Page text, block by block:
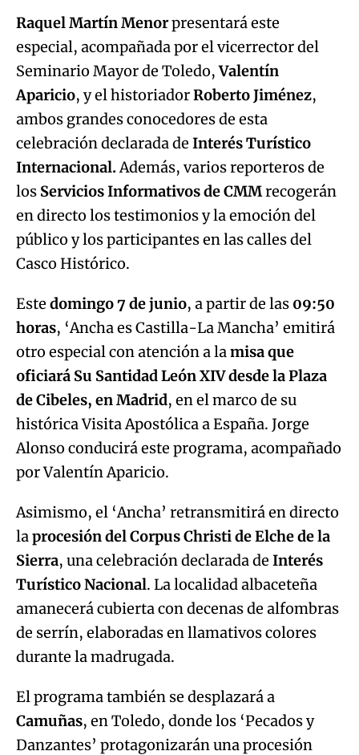
Raquel Martín Menorpresentará este
especial, acompañada por el vicerrector del
Seminario Mayor de Toledo,Valentín
Aparicio, y el historiadorRoberto Jiménez,
ambos grandes conocedores de esta
celebración declarada de Interés Turístico
Internacional.Además, varios reporteros de
los Servicios Informativos de CMMrecogerán
en directo los testimonios y la emoción del
público y los participantes en las calles del
Casco Histórico.
Este domingo 7 de junio, a partir de las 09:50
horas, ‘Ancha es Castilla-La Mancha’ emitirá
otro especial con atención a lamisa que
oficiará Su Santidad León XIV desde la Plaza
de Cibeles, en Madrid, en el marco de su
histórica Visita Apostólica a España. Jorge
Alonso conducirá este programa, acompañado
por Valentín Aparicio.
Asimismo, el ‘Ancha’ retransmitirá en directo
laprocesión del Corpus Christi de Elche de la
Sierra, una celebración declarada de Interés
Turístico Nacional. La localidad albaceteña
amanecerá cubierta con decenas de alfombras
de serrín, elaboradas en llamativos colores
durante la madrugada.
El programa también se desplazará a
Camuñas, en Toledo, donde los ‘Pecados y
Danzantes’ protagonizarán una procesión